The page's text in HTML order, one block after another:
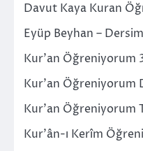
Davut Kaya Kuran
Eyüp Beyhan –
Kur’an Öğreniyorum
Kur’an Öğreniyorum
Kur’an Öğreniyorum
Kur’ân-ı Kerîm